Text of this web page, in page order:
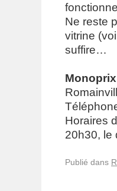
Ne reste
vitrine
suffire…
Monoprix
Horaires
20h30, le
Publié dans